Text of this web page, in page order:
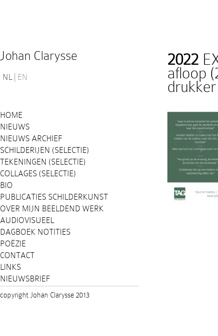
Johan Clarysse
NL EN
HOME
NIEUWS
NIEUWS ARCHIEF
SCHILDERIJEN (SELECTIE)
TEKENINGEN (SELECTIE)
COLLAGES (SELECTIE)
BIO
PUBLICATIES SCHILDERKUNST
OVER MIJN BEELDEND WERK
AUDIOVISUEEL
DAGBOEK NOTITIES
POËZIE
CONTACT
LINKS
NIEUWSBRIEF
2022
afloop
copyright Johan Clarysse 2013